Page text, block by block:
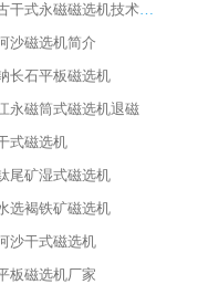
内蒙古干式永磁磁选机技术要求
沙磁选机简介
长石平板磁选机
永磁筒式磁选机退磁
式磁选机
尾矿湿式磁选机
选褐铁矿磁选机
沙干式磁选机
板磁选机厂家